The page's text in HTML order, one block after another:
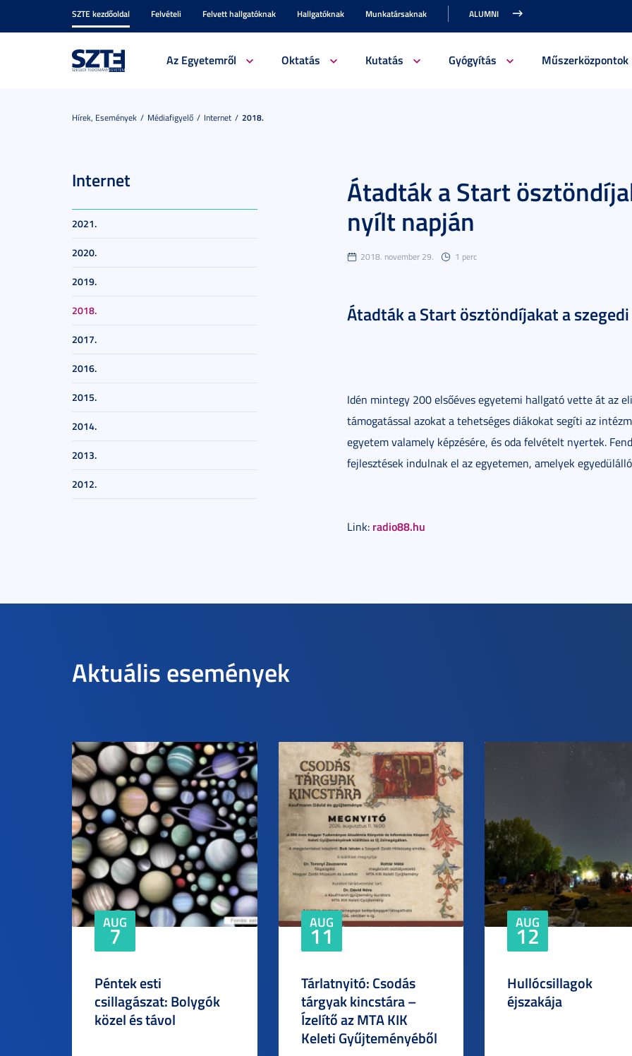
SZTE kezdőoldal Felvételi Felvett hallgatóknak Hallgatóknak Munkatársaknak ALUMNI
Az Egyetemről Oktatás Kutatás Gyógyítás Műszerközpontok
Hírek, Események Médiafigyelő Internet 2018.
Internet
2021.
2020.
2019.
2018.
2017.
2016.
2015.
2014.
2013.
2012.
Átadták a Start
nyílt napján
2018. november 29. 1 perc
Átadták a Start ösztöndíjakat a
Idén mintegy 200 elsőéves egyetemi hallgató vette át az
támogatással azokat a tehetséges diákokat segíti az
egyetem valamely képzésére, és oda felvételt nyertek.
fejlesztések indulnak el az egyetemen, amelyek
Link: radio88.hu
Aktuális események
AUG
7
Péntek esti
csillagászat: Bolygók
közel és távol
AUG
11
Tárlatnyitó: Csodás
tárgyak kincstára –
Ízelítő az MTA KIK
Keleti Gyűjteményéből
AUG
12
Hullócsillagok
éjszakája